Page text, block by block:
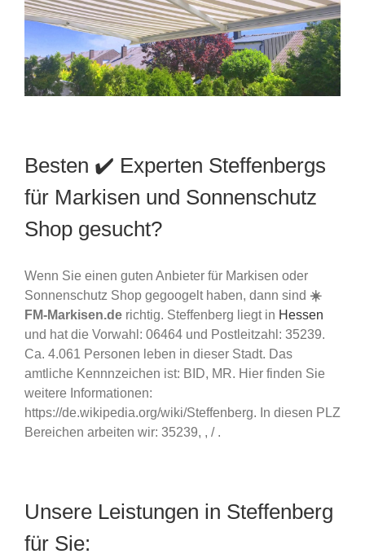
Besten ✔️ Experten Steffenbergs
für Markisen und Sonnenschutz
Shop gesucht?
Wenn Sie einen guten Anbieter für Markisen oder
Sonnenschutz Shop gegoogelt haben, dann sind ☀️
FM-Markisen.de richtig. Steffenberg liegt in Hessen
und hat die Vorwahl: 06464 und Postleitzahl: 35239.
Ca. 4.061 Personen leben in dieser Stadt. Das
amtliche Kennnzeichen ist: BID, MR. Hier finden Sie
weitere Informationen:
https://de.wikipedia.org/wiki/Steffenberg. In diesen PLZ
Bereichen arbeiten wir: 35239, , / .
Unsere Leistungen in Steffenberg
für Sie: